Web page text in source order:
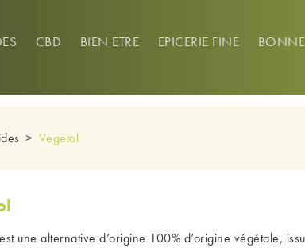
CBD BIEN ETRE EPICERIE FINE
Vegetol
une alternative d’origine 100% d’origine végétale,